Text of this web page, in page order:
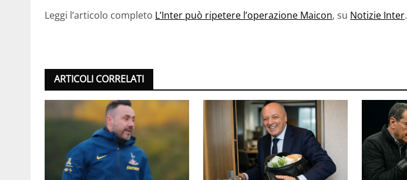
Leggi l’articolo completo L’Inter può ripetere l’operazione Maicon, su Notizie Inter.
ARTICOLI CORRELATI